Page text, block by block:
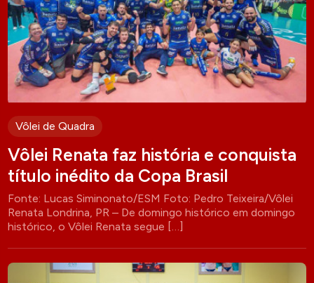
Vôlei de Quadra
Vôlei Renata faz história e conquista
título inédito da Copa Brasil
Fonte: Lucas Siminonato/ESM Foto: Pedro Teixeira/Vôlei
Renata Londrina, PR – De domingo histórico em domingo
histórico, o Vôlei Renata segue […]